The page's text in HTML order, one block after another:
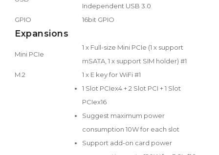
Independent USB 3.0
GPIO
16bit GPIO
Expansions
Mini PCIe
1 x Full-size Mini PCIe (1 x support
mSATA, 1 x support SIM holder) #1
M.2
1 x E key for WiFi #1
1 Slot PCIex4 + 2 Slot PCI + 1 Slot
PCIex16
Suggest maximum power
consumption 10W for each slot
Support add-on card power